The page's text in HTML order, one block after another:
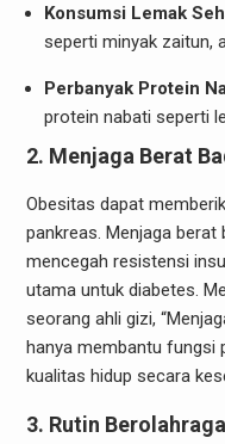
Konsumsi Lemak
seperti minyak zaitun,
Perbanyak Protein
protein nabati seperti
2. Menjaga Berat
Obesitas dapat
pankreas. Menjaga
mencegah resistensi
utama untuk diabetes.
seorang ahli gizi,
hanya membantu fungsi
kualitas hidup secara
3. Rutin Berolahraga